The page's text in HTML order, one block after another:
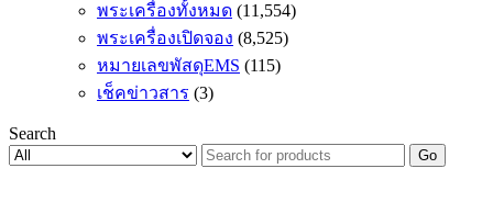
พระเครื่องทั้งหมด (11,554)
พระเครื่องเปิดจอง (8,525)
หมายเลขพัสดุEMS (115)
เช็คข่าวสาร (3)
Search
Go